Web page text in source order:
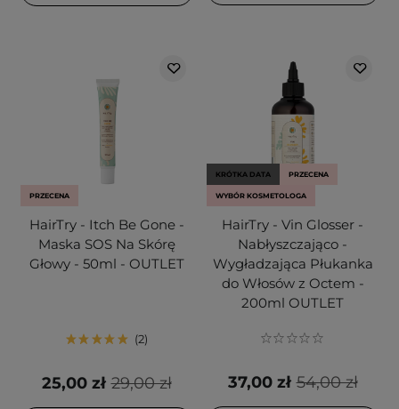
PRZECENA
HairTry - Itch Be Gone -
Maska SOS Na Skórę
Głowy - 50ml - OUTLET
2
29,00 zł
25,00 zł
KRÓTKA DATA PRZECENA
WYBÓR KOSMETOLOGA
HairTry - Vin Glosser -
Nabłyszczająco -
Wygładzająca Płukanka
do Włosów z Octem -
200ml OUTLET
54,00 zł
37,00 zł